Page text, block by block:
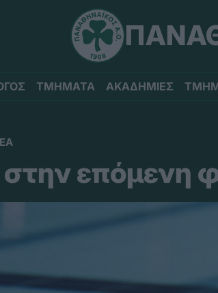
ΤΜΗΜΑΤΑ ΑΚΑΔΗΜΙΕΣ
επόμενη